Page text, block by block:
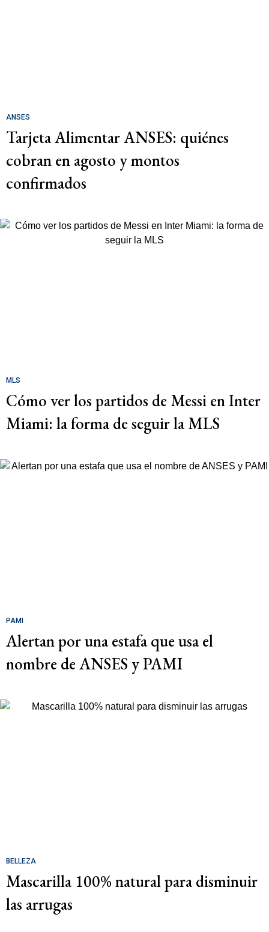
ANSES
Tarjeta Alimentar ANSES: quiénes
cobran en agosto y montos
confirmados
MLS
Cómo ver los partidos de Messi en Inter
Miami: la forma de seguir la MLS
PAMI
Alertan por una estafa que usa el
nombre de ANSES y PAMI
BELLEZA
Mascarilla 100% natural para disminuir
las arrugas